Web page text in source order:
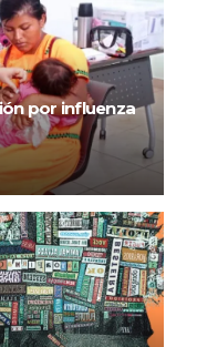
por influenza